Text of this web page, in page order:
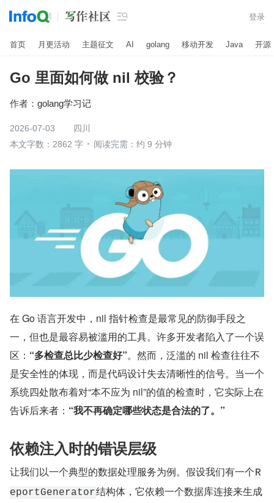
 登录
首页 月更活动 主题征文 AI golang 移动开发 Java 开源
Go 里面如何做 nil 校验？
作者： golang学习记
2026-07-03
四川
本文字数：2862 字
阅读完需：约 9 分钟
在 Go 语言开发中，nil 指针检查是最常见的防御手段之
一，但也是最容易被滥用的工具。许多开发者陷入了一个误
区： “多检查总比少检查好”。然而，泛滥的 nil 检查往往不
是安全性的体现，而是代码设计失去清晰性的信号。当一个
系统四处散布着对“本不应为 nil”的值的检查时，它实际上在
告诉后来者： “我不再确定哪些状态是合法的了。”
依赖注入时的错误层级
让我们以一个典型的数据处理服务为例。假设我们有一个R
eportGenerator结构体，它依赖一个数据库连接来生成